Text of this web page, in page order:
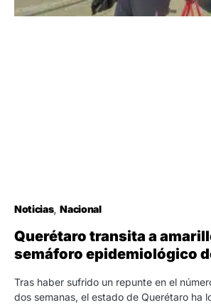
Noticias Nacional
Querétaro transita a
semáforo epidemiológico
Tras haber sufrido un repunte en el
dos semanas, el estado de Querétaro ha